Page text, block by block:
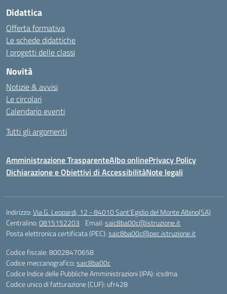
Didattica
Offerta formativa
Le schede didattiche
I progetti delle classi
Novità
Notizie & avvisi
Le circolari
Calendario eventi
Tutti gli argomenti
Amministrazione TrasparenteAlbo onlinePrivacy Policy
Dichiarazione e Obiettivi di AccessibilitàNote legali
Indirizzo:Via G. Leopardi, 12 - 84010 Sant’Egidio del Monte Albino(SA)
Centralino:0815152203 Email:saic8ba00c@istruzione.it
Posta elettronica certificata (PEC):saic8ba00c@pec.istruzione.it
Codice fiscale: 80028470658
Codice meccanografico:saic8ba00c
Codice Indice delle Pubbliche Amministrazioni (IPA): icsdma
Codice unico di fatturazione (CUF): ufr428